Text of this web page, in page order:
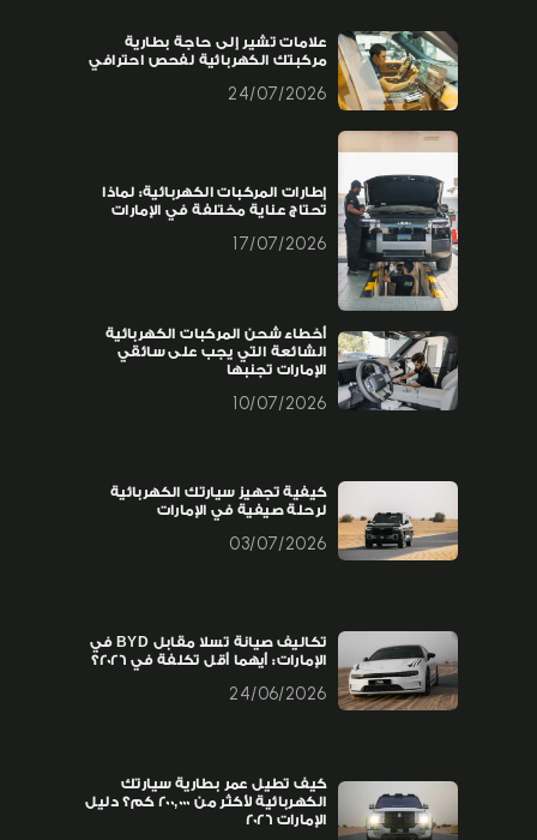
علامات تشير إلى حاجة بطارية
مركبتك الكهربائية لفحص احترافي
24/07/2026
إطارات المركبات الكهربائية: لماذا
تحتاج عناية مختلفة في الإمارات
17/07/2026
أخطاء شحن المركبات الكهربائية
الشائعة التي يجب على سائقي
الإمارات تجنبها
10/07/2026
كيفية تجهيز سيارتك الكهربائية
لرحلة صيفية في الإمارات
03/07/2026
تكاليف صيانة تسلا مقابل BYD في
الإمارات: أيهما أقل تكلفة في 2026؟
24/06/2026
كيف تطيل عمر بطارية سيارتك
الكهربائية لأكثر من 200,000 كم؟ دليل
الإمارات 2026